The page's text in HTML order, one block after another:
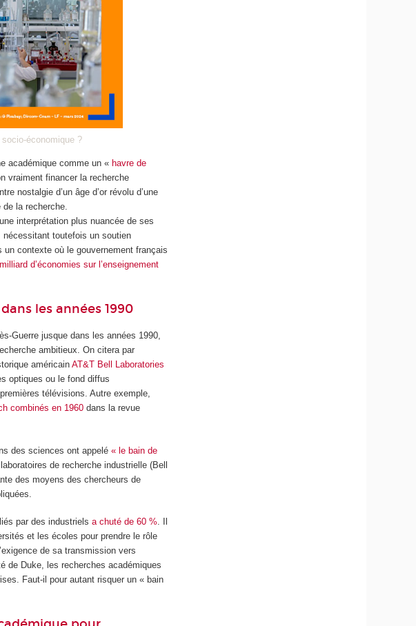
économique ?
académique comme un « havre de
vraiment financer la recherche
nostalgie d’un âge d’or révolu d’une
la recherche.
interprétation plus nuancée de ses
toutefois un soutien
contexte où le gouvernement français
d’économies sur l’enseignement
les années 1990
Guerre jusque dans les années 1990,
ambitieux. On citera par
américainAT&T Bell Laboratories
optiques ou le fond diffus
télévisions. Autre exemple,
combinés en 1960 dans la revue
des sciences ont appelé« le bain de
de recherche industrielle (Bell
des moyens des chercheurs de
par des industrielsa chuté de 60 %. Il
et les écoles pour prendre le rôle
de sa transmission vers
de Duke, les recherches académiques
Faut-il pour autant risquer un « bain